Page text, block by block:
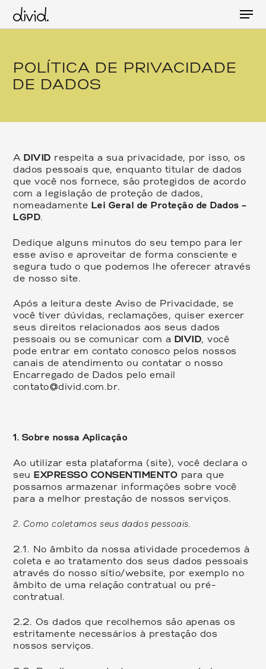
main
POLÍTICA DE PRIVACIDADE
DE DADOS
ADIVID respeita a sua privacidade, por isso, os
dados pessoais que, enquanto titular de dados
que você nos fornece, são protegidos de acordo
com a legislação de proteção de dados,
nomeadamente Lei Geral de Proteção de Dados –
LGPD.
Dedique alguns minutos do seu tempo para ler
esse aviso e aproveitar de forma consciente e
segura tudo o que podemos lhe oferecer através
de nosso site.
Após a leitura deste Aviso de Privacidade, se
você tiver dúvidas, reclamações, quiser exercer
seus direitos relacionados aos seus dados
pessoais ou se comunicar com a DIVID, você
pode entrar em contato conosco pelos nossos
canais de atendimento ou contatar o nosso
Encarregado de Dados pelo email
contato@divid.com.br.
1. Sobre nossa Aplicação
Ao utilizar esta plataforma (site), você declara o
seuEXPRESSO CONSENTIMENTO para que
possamos armazenar informações sobre você
para a melhor prestação de nossos serviços.
2. Como coletamos seus dados pessoais.
2.1. No âmbito da nossa atividade procedemos à
coleta e ao tratamento dos seus dados pessoais
através do nosso sítio/website, por exemplo no
âmbito de uma relação contratual ou pré-
contratual.
2.2. Os dados que recolhemos são apenas os
estritamente necessários à prestação dos
nossos serviços.